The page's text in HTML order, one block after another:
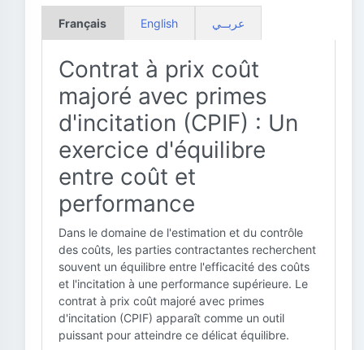
Français English عربــي
Contrat à prix coût
majoré avec primes
d'incitation (CPIF) : Un
exercice d'équilibre
entre coût et
performance
Dans le domaine de l'estimation et du contrôle
des coûts, les parties contractantes recherchent
souvent un équilibre entre l'efficacité des coûts
et l'incitation à une performance supérieure. Le
contrat à prix coût majoré avec primes
d'incitation (CPIF) apparaît comme un outil
puissant pour atteindre ce délicat équilibre.